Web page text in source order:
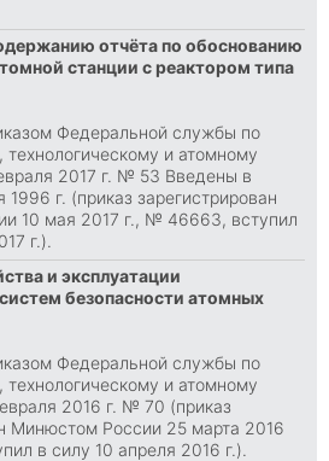
отчёта по обоснованию
станции с реактором типа
Федеральной службы по
технологическому и атомному
2017 г. № 53 Введены в
1996 г. (приказ зарегистрирован
10 мая 2017 г., № 46663, вступил
г.).
и эксплуатации
безопасности атомных
Федеральной службы по
технологическому и атомному
2016 г. № 70 (приказ
Минюстом России 25 марта 2016
в силу 10 апреля 2016 г.).